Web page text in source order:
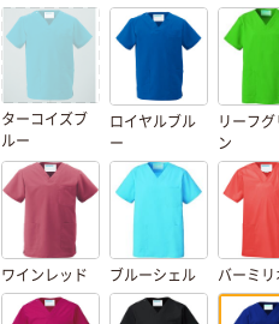
ターコイズブ
ルー
ロイヤルブル
ー
リーフグ
ン
ワインレッド ブルーシェル バーミリ